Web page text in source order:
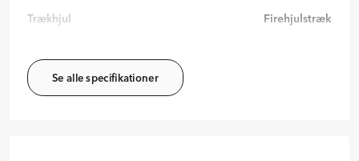
Trækhjul Firehjulstræk
Se alle specifikationer